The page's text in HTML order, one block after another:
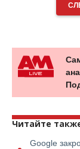
Читайте
Google